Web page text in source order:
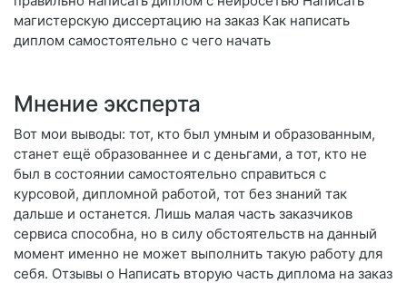
магистерскую диссертацию на заказ Как написать
диплом самостоятельно с чего начать
Мнение эксперта
Вот мои выводы: тот, кто был умным и образованным,
станет ещё образованнее и с деньгами, а тот, кто не
был в состоянии самостоятельно справиться с
курсовой, дипломной работой, тот без знаний так
дальше и останется. Лишь малая часть заказчиков
сервиса способна, но в силу обстоятельств на данный
момент именно не может выполнить такую работу для
себя. Отзывы о Написать вторую часть диплома на заказ